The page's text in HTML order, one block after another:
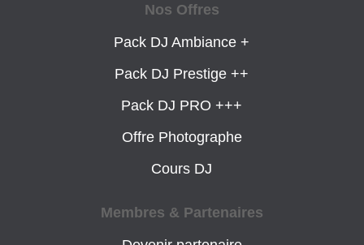
Nos Offres
Pack DJ Ambiance +
Pack DJ Prestige ++
Pack DJ PRO +++
Offre Photographe
Cours DJ
Membres & Partenaires